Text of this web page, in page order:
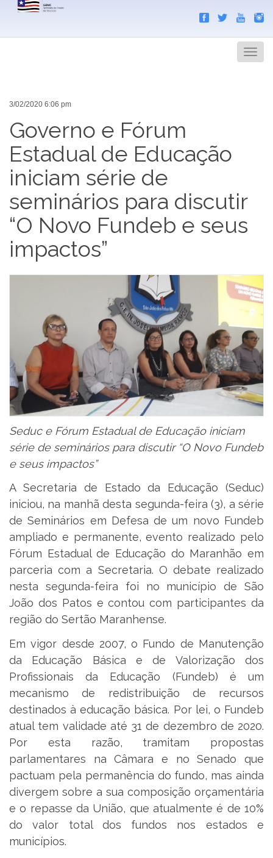
Menu
3/02/2020 6:06 pm
Governo e Fórum
Estadual de Educação
iniciam série de
seminários para discutir
“O Novo Fundeb e seus
impactos”
Seduc e Fórum Estadual de Educação iniciam
série de seminários para discutir “O Novo Fundeb
e seus impactos”
A Secretaria de Estado da Educação (Seduc)
iniciou, na manhã desta segunda-feira (3), a série
de Seminários em Defesa de um novo Fundeb
ampliado e permanente, evento realizado pelo
Fórum Estadual de Educação do Maranhão em
parceria com a Secretaria. O debate realizado
nesta segunda-feira foi no município de São
João dos Patos e contou com participantes da
região do Sertão Maranhense.
Em vigor desde 2007, o Fundo de Manutenção
da Educação Básica e de Valorização dos
Profissionais da Educação (Fundeb) é um
mecanismo de redistribuição de recursos
destinados à educação básica. Por lei, o Fundeb
atual tem validade até 31 de dezembro de 2020.
Por esta razão, tramitam propostas
parlamentares na Câmara e no Senado que
pactuam pela permanência do fundo, mas ainda
divergem sobre a sua composição orçamentária
e o repasse da União, que atualmente é de 10%
do valor total dos fundos nos estados e
municípios.